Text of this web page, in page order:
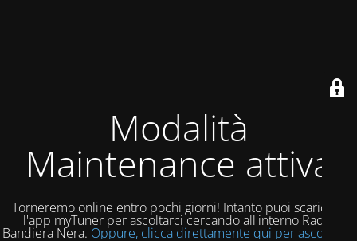
Modalità
Maintenance attiva
Torneremo online entro pochi giorni! Intanto puoi scaricare
l'app myTuner per ascoltarci cercando all'interno Radio
Bandiera Nera. Oppure, clicca direttamente qui per ascoltarci!